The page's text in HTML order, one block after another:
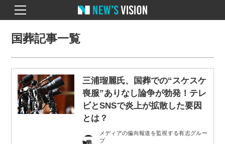
国葬記事一覧
三浦瑠麗氏、国葬での“スケスケ
喪服”ありなし論争が勃発！テレ
ビとSNSで炎上が拡散した要因
とは？
メディアの偏向報道を監視する有志グルー
プ